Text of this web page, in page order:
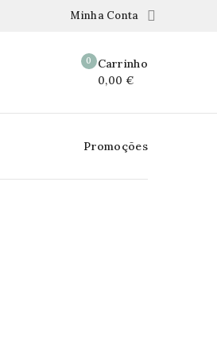
Minha Conta 
0 Carrinho
0,00 €
Promoções